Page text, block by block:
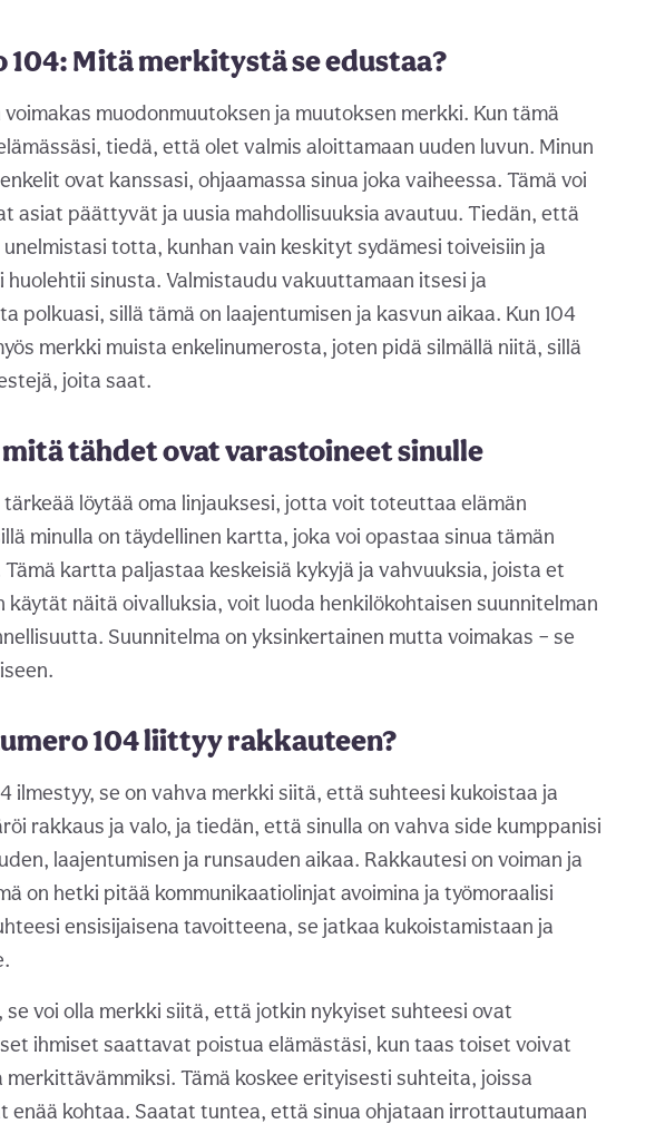
104: Mitä merkitystä se edustaa?
voimakas muodonmuutoksen ja muutoksen merkki. Kun tämä
tiedä, että olet valmis aloittamaan uuden luvun. Minun
ovat kanssasi, ohjaamassa sinua joka vaiheessa. Tämä voi
asiat päättyvät ja uusia mahdollisuuksia avautuu. Tiedän, että
totta, kunhan vain keskityt sydämesi toiveisiin ja
sinusta. Valmistaudu vakuuttamaan itsesi ja
polkuasi, sillä tämä on laajentumisen ja kasvun aikaa. Kun 104
merkki muista enkelinumerosta, joten pidä silmällä niitä, sillä
joita saat.
tähdet ovat varastoineet sinulle
löytää oma linjauksesi, jotta voit toteuttaa elämän
minulla on täydellinen kartta, joka voi opastaa sinua tämän
kartta paljastaa keskeisiä kykyjä ja vahvuuksia, joista et
käytät näitä oivalluksia, voit luoda henkilökohtaisen suunnitelman
Suunnitelma on yksinkertainen mutta voimakas – se
104 liittyy rakkauteen?
ilmestyy, se on vahva merkki siitä, että suhteesi kukoistaa ja
rakkaus ja valo, ja tiedän, että sinulla on vahva side kumppanisi
laajentumisen ja runsauden aikaa. Rakkautesi on voiman ja
on hetki pitää kommunikaatiolinjat avoimina ja työmoraalisi
ensisijaisena tavoitteena, se jatkaa kukoistamistaan ja
se voi olla merkki siitä, että jotkin nykyiset suhteesi ovat
ihmiset saattavat poistua elämästäsi, kun taas toiset voivat
merkittävämmiksi. Tämä koskee erityisesti suhteita, joissa
enää kohtaa. Saatat tuntea, että sinua ohjataan irrottautumaan